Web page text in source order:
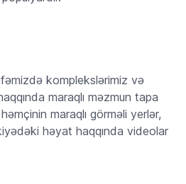
komplekslərimiz və
maraqlı məzmun tapa
maraqlı görməli yerlər,
həyat haqqında videolar